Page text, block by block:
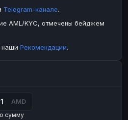
USD
USD
RUB
Paxum
Payoneer
ЮMoney
КРИПТОБИРЖ
Telegram-канале.
AML/KYC, отмечены бейджем
наши Рекомендации.
AMD
сумму